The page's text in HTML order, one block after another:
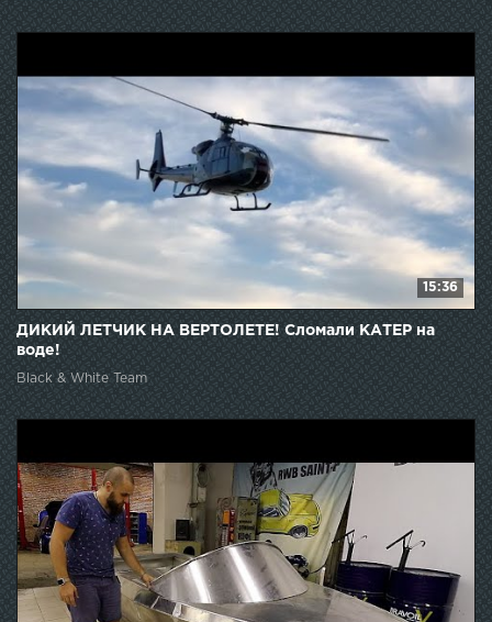
15:36
ДИКИЙ ЛЕТЧИК НА ВЕРТОЛЕТЕ! Сломали КАТЕР на
воде!
Black & White Team